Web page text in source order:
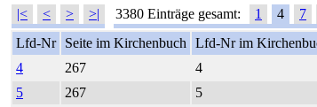
|< < > >| 3380 Einträge gesamt: 1 4 7
Lfd-Nr
Seite im Kirchenbuch Lfd-Nr im
4
267 4
5
267 5